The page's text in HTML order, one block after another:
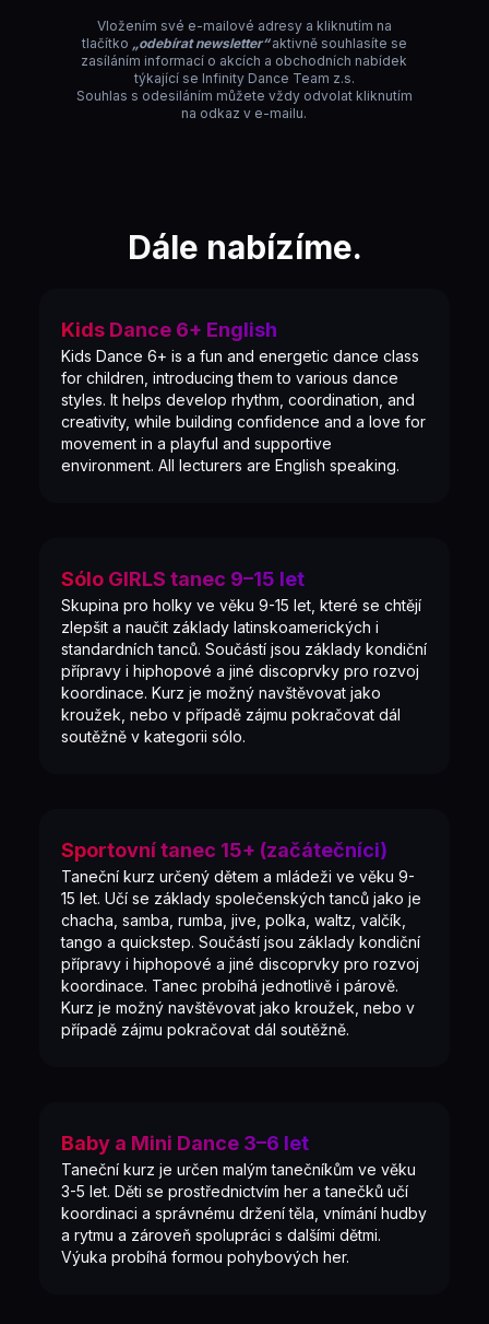
Vložením své e-mailové adresy a kliknutím na
tlačítko „odebírat newsletter“ aktivně souhlasíte se
zasíláním informací o akcích a obchodních nabídek
týkající se Infinity Dance Team z.s.
Souhlas s odesiláním můžete vždy odvolat kliknutím
na odkaz v e-mailu.
Dále nabízíme.
Kids Dance 6+ English
Kids Dance 6+ is a fun and energetic dance class
for children, introducing them to various dance
styles. It helps develop rhythm, coordination, and
creativity, while building confidence and a love for
movement in a playful and supportive
environment. All lecturers are English speaking.
Sólo GIRLS tanec 9–15 let
Skupina pro holky ve věku 9-15 let, které se chtějí
zlepšit a naučit základy latinskoamerických i
standardních tanců. Součástí jsou základy kondiční
přípravy i hiphopové a jiné discoprvky pro rozvoj
koordinace. Kurz je možný navštěvovat jako
kroužek, nebo v případě zájmu pokračovat dál
soutěžně v kategorii sólo.
Sportovní tanec 15+ (začátečníci)
Taneční kurz určený dětem a mládeži ve věku 9-
15 let. Učí se základy společenských tanců jako je
chacha, samba, rumba, jive, polka, waltz, valčík,
tango a quickstep. Součástí jsou základy kondiční
přípravy i hiphopové a jiné discoprvky pro rozvoj
koordinace. Tanec probíhá jednotlivě i párově.
Kurz je možný navštěvovat jako kroužek, nebo v
případě zájmu pokračovat dál soutěžně.
Baby a Mini Dance 3–6 let
Taneční kurz je určen malým tanečníkům ve věku
3-5 let. Děti se prostřednictvím her a tanečků učí
koordinaci a správnému držení těla, vnímání hudby
a rytmu a zároveň spolupráci s dalšími dětmi.
Výuka probíhá formou pohybových her.